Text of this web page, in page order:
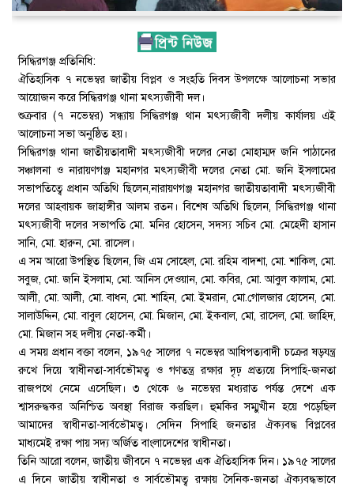
সিদ্ধিরগঞ্জ প্রতিনিধি:
ঐতিহাসিক ৭ নভেম্বর জাতীয় বিপ্লব ও সংহতি দিবস উপলক্ষে আলোচনা সভার
আয়োজন করে সিদ্ধিরগঞ্জ থানা মৎস্যজীবী দল।
শুক্রবার (৭ নভেম্বর) সন্ধ্যায় সিদ্ধিরগঞ্জ থান মৎস্যজীবী দলীয় কার্যালয় এই
আলোচনা সভা অনুষ্ঠিত হয়।
সিদ্ধিরগঞ্জ থানা জাতীয়তাবাদী মৎস্যজীবী দলের নেতা মোহাম্মদ জনি পাঠানের
সঞ্চালনা ও নারায়ণগঞ্জ মহানগর মৎস্যজীবী দলের নেতা মো. জনি ইসলামের
সভাপতিত্বে প্রধান অতিথি ছিলেন,নারায়ণগঞ্জ মহানগর জাতীয়তাবাদী মৎস্যজীবী
দলের আহবায়ক জাহাঙ্গীর আলম রতন। বিশেষ অতিথি ছিলেন, সিদ্ধিরগঞ্জ থানা
মৎস্যজীবী দলের সভাপতি মো. মনির হোসেন, সদস্য সচিব মো. মেহেদী হাসান
সানি, মো. হারুন, মো. রাসেল।
এ সম আরো উপস্থিত ছিলেন, জি এম সোহেল, মো. রহিম বাদশা, মো. শাকিল, মো.
সবুজ, মো. জনি ইসলাম, মো. আনিস দেওয়ান, মো. কবির, মো. আবুল কালাম, মো.
আলী, মো. আলী, মো. বাধন, মো. শাহিন, মো. ইমরান, মো.গোলজার হোসেন, মো.
সালাউদ্দিন, মো. বাবুল হোসেন, মো. মিজান, মো. ইকবাল, মো, রাসেল, মো. জাহিদ,
মো. মিজান সহ দলীয় নেতা-কর্মী।
এ সময় প্রধান বক্তা বলেন, ১৯৭৫ সালের ৭ নভেম্বর আধিপত্যবাদী চক্রের ষড়যন্ত্র
রুখে দিয়ে স্বাধীনতা-সার্বভৌমত্ব ও গণতন্ত্র রক্ষার দৃঢ় প্রত্যয়ে সিপাহি-জনতা
রাজপথে নেমে এসেছিল। ৩ থেকে ৬ নভেম্বর মধ্যরাত পর্যন্ত দেশে এক
শ্বাসরুদ্ধকর অনিশ্চিত অবস্থা বিরাজ করছিল। হুমকির সম্মুখীন হয়ে পড়েছিল
আমাদের স্বাধীনতা-সার্বভৌমত্ব। সেদিন সিপাহি জনতার ঐক্যবদ্ধ বিপ্লবের
মাধ্যমেই রক্ষা পায় সদ্য অর্জিত বাংলাদেশের স্বাধীনতা।
তিনি আরো বলেন, জাতীয় জীবনে ৭ নভেম্বর এক ঐতিহাসিক দিন। ১৯৭৫ সালের
এ দিনে জাতীয় স্বাধীনতা ও সার্বভৌমত্ব রক্ষায় সৈনিক-জনতা ঐক্যবদ্ধভাবে